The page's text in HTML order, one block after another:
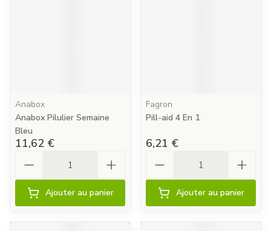
Anabox
Anabox Pilulier Semaine
Bleu
11,62 €
Ajouter au panier
Fagron
Pill-aid 4 En 1
6,21 €
Ajouter au panier